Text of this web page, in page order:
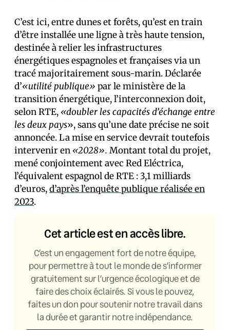
C’est ici, entre dunes et forêts, qu’est en train
d’être installée une ligne à très haute tension,
destinée à relier les infrastructures
énergétiques espagnoles et françaises via un
tracé majoritairement sous-marin. Déclarée
d’«utilité publique» par le ministère de la
transition énergétique, l’interconnexion doit,
selon RTE, «doubler les capacités d’échange entre
les deux pays», sans qu’une date précise ne soit
annoncée. La mise en service devrait toutefois
intervenir en «2028». Montant total du projet,
mené conjointement avec Red Eléctrica,
l’équivalent espagnol de RTE : 3,1 milliards
d’euros,d’après l’enquête publique réalisée en
2023.
Cet article est en accès libre.
C’est un engagement fort de notre équipe,
pour permettre à tout le monde de s’informer
gratuitement sur l’urgence écologique et de
faire des choix éclairés. Si vous le pouvez,
faites un don pour soutenir notre travail dans
la durée et garantir notre indépendance.